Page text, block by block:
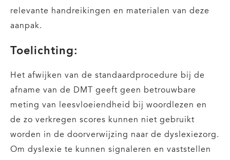
relevante handreikingen en materialen van deze
aanpak.
Toelichting:
Het afwijken van de standaardprocedure bij de
afname van de DMT geeft geen betrouwbare
meting van leesvloeiendheid bij woordlezen en
de zo verkregen scores kunnen niet gebruikt
worden in de doorverwijzing naar de dyslexiezorg.
Om dyslexie te kunnen signaleren en vaststellen